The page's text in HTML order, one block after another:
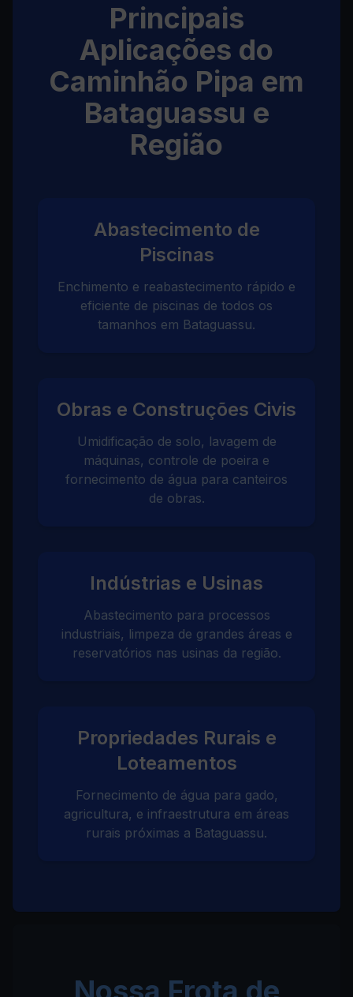
Principais
Aplicações do
Caminhão Pipa em
Bataguassu e
Região
Abastecimento de
Piscinas
Enchimento e reabastecimento rápido e
eficiente de piscinas de todos os
tamanhos em Bataguassu.
Obras e Construções Civis
Umidificação de solo, lavagem de
máquinas, controle de poeira e
fornecimento de água para canteiros
de obras.
Indústrias e Usinas
Abastecimento para processos
industriais, limpeza de grandes áreas e
reservatórios nas usinas da região.
Propriedades Rurais e
Loteamentos
Fornecimento de água para gado,
agricultura, e infraestrutura em áreas
rurais próximas a Bataguassu.